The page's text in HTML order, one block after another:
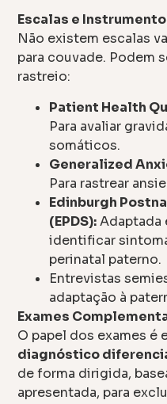
Escalas e
Não existem escalas
para couvade. Podem
rastreio:
Patient Health
Para avaliar
somáticos.
Generalized
Para rastrear
Edinburgh
(EPDS):Adaptada
identificar
perinatal paterno.
Entrevistas
adaptação à
Exames
O papel dos exames é
diagnóstico
de forma dirigida,
apresentada, para